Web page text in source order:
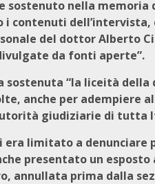
sostenuto nella memoria
i contenuti
del dottor Alberto
da fonti aperte”.
sostenuta “la liceità
anche per adempiere
giudiziarie di tutta
era limitato a denunciare
presentato un
annullata prima dalla